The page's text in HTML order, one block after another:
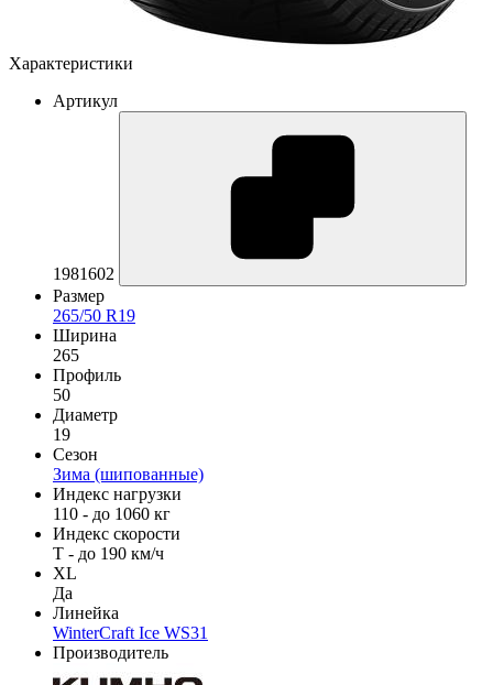
Характеристики
Артикул
1981602
Размер
265/50 R19
Ширина
265
Профиль
50
Диаметр
19
Сезон
Зима (шипованные)
Индекс нагрузки
110 - до 1060 кг
Индекс скорости
T - до 190 км/ч
XL
Да
Линейка
WinterCraft Ice WS31
Производитель